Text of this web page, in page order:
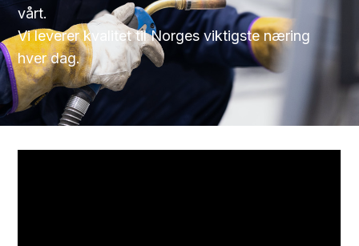
vårt.
Vi leverer kvalitet til Norges viktigste næring
hver dag.